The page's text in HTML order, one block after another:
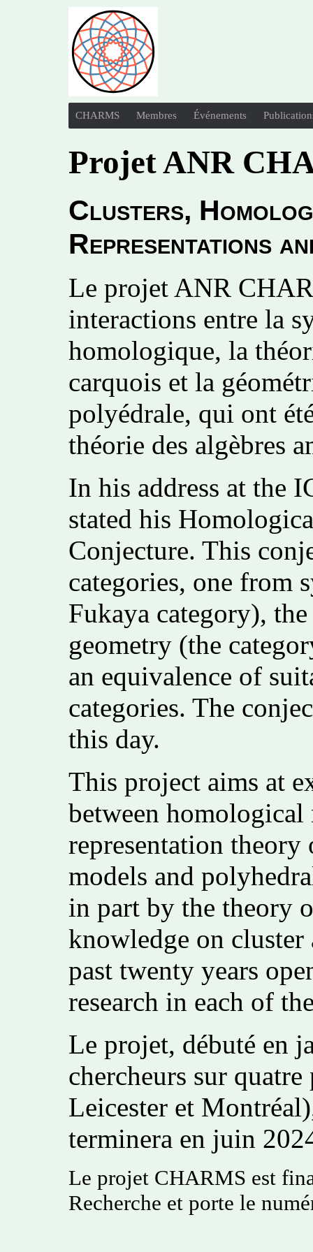
CHARMS Membres Événements
Projet ANR
Clusters,
Representations
Le projet ANR
interactions entre la
homologique, la
carquois et la
polyédrale, qui ont
théorie des algèbres
In his address at the
stated his
Conjecture. This
categories, one from
Fukaya category),
geometry (the
an equivalence of
categories. The
this day.
This project aims at
between
representation
models and
in part by the theory
knowledge on cluster
past twenty years
research in each of
Le projet, débuté en
chercheurs sur
Leicester et
terminera en juin
Le projet CHARMS est
Recherche et porte le